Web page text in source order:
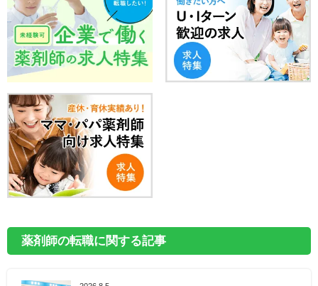
薬剤師の転職に関する記事